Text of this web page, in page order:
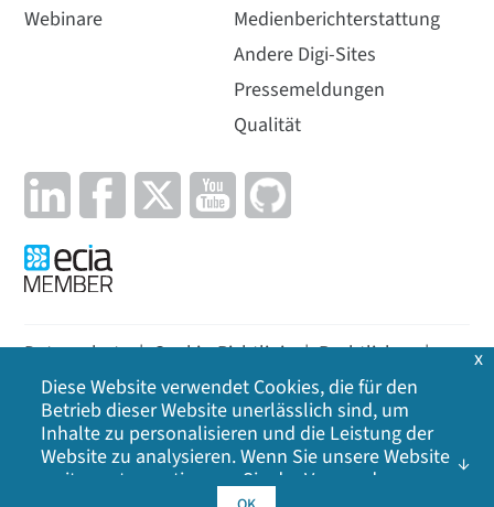
Webinare
Medienberichterstattung
Andere Digi-Sites
Pressemeldungen
Qualität
Datenschutz | Cookie-Richtlinie | Rechtliches |
Lageplan
©2026Digi International Inc. Alle Rechte
vorbehalten.
Diese Website verwendet Cookies, die für den
Betrieb dieser Website unerlässlich sind, um
Inhalte zu personalisieren und die Leistung der
Website zu analysieren. Wenn Sie unsere Website
weiter nutzen, stimmen Sie der Verwendung
x